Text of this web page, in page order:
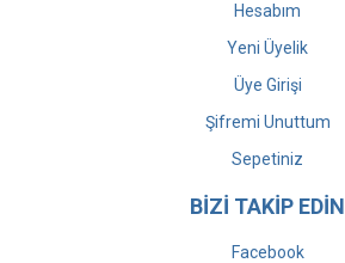
Hesabım
Yeni Üyelik
Üye Girişi
Şifremi Unuttum
Sepetiniz
BİZİ TAKİP EDİN
Facebook